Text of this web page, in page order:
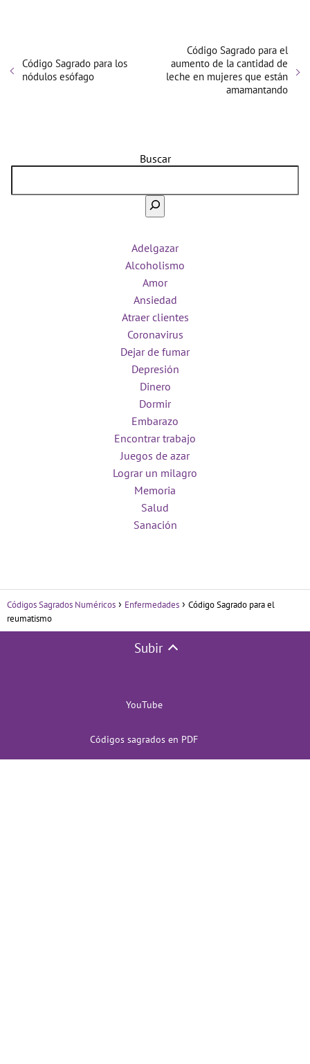
Código Sagrado para los
nódulos esófago
Código Sagrado para el
aumento de la cantidad de
leche en mujeres que están
amamantando
Buscar
Adelgazar
Alcoholismo
Amor
Ansiedad
Atraer clientes
Coronavirus
Dejar de fumar
Depresión
Dinero
Dormir
Embarazo
Encontrar trabajo
Juegos de azar
Lograr un milagro
Memoria
Salud
Sanación
Códigos Sagrados Numéricos Enfermedades
Código Sagrado para el
reumatismo
Subir
YouTube
Códigos sagrados en PDF